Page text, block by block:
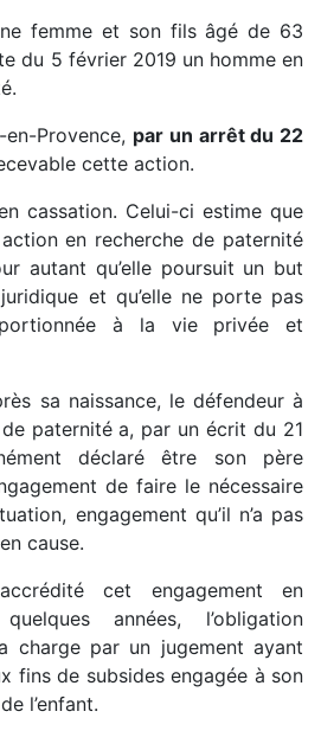
femme et son fils âgé de 63
du 5 février 2019 un homme en
en-Provence, par un arrêt du 22
cette action.
cassation. Celui-ci estime que
en recherche de paternité
autant qu’elle poursuit un but
et qu’elle ne porte pas
à la vie privée et
sa naissance, le défendeur à
de paternité a, par un écrit du 21
déclaré être son père
de faire le nécessaire
engagement qu’il n’a pas
cause.
cet engagement en
années, l’obligation
charge par un jugement ayant
fins de subsides engagée à son
l’enfant.